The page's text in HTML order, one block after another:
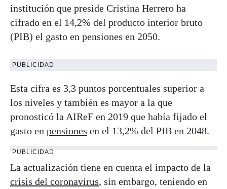
institución que preside Cristina Herrero ha
cifrado en el 14,2% del producto interior bruto
(PIB) el gasto en pensiones en 2050.
PUBLICIDAD
Esta cifra es 3,3 puntos porcentuales superior a
los niveles y también es mayor a la que
pronosticó la AIReF en 2019 que había fijado el
gasto en pensiones en el 13,2% del PIB en 2048.
PUBLICIDAD
La actualización tiene en cuenta el impacto de la
crisis del coronavirus, sin embargo, teniendo en